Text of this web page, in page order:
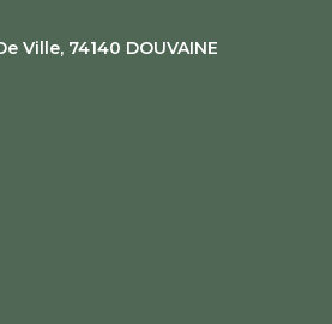
Ville, 74140 DOUVAINE